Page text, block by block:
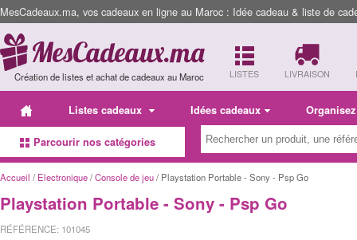
MesCadeaux.ma, vos cadeaux en ligne au Maroc : Idée cadeau & liste de
Création de listes et achat de cadeaux au Maroc LISTES LIVRAISON
Listes cadeaux Idées cadeaux
Parcourir nos catégories
Accueil / Electronique/Console de jeu/ Playstation Portable - Sony - Psp Go
Playstation Portable - Sony - Psp Go
RÉFÉRENCE: 101045